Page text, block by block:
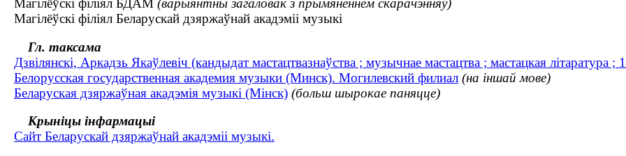
Магілёўскі філіял БДАМ (варыянтны загаловак з прымяненнем скарачэнняў)
Магілёўскі філіял Беларускай дзяржаўнай акадэміі музыкі
Гл. таксама
Дзвілянскі, Аркадзь Якаўлевіч (кандыдат мастацтвазнаўства ; музычнае мастацтва ; мастацкая літаратура
Белорусская государственная академия музыки (Минск). Могилевский филиал (на іншай мове)
Беларуская дзяржаўная акадэмія музыкі (Мінск) (больш шырокае паняцце)
Крыніцы інфармацыі
Сайт Беларускай дзяржаўнай акадэміі музыкі.